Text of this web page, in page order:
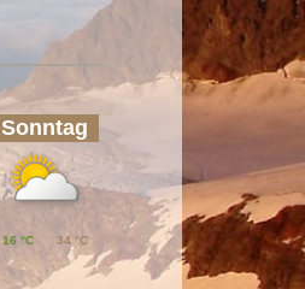
Sonntag
16 °C 34 °C